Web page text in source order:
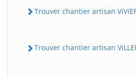
Trouver chantier artisan
Trouver chantier artisan